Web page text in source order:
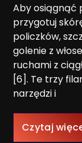
Aby osiągnąć
przygotuj
policzków,
golenie z
ruchami z
[6]. Te trzy
narzędzi i
Czytaj